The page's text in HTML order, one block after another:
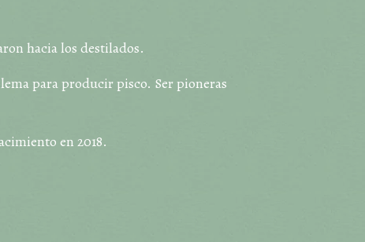
hacia los destilados.
para producir pisco. Ser pioneras
en 2018.